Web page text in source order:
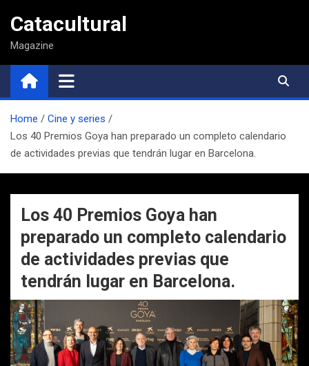
contenido
Catacultural
Magazine
Home
Cine y series
Los 40 Premios Goya han preparado un completo calendario
de actividades previas que tendrán lugar en Barcelona.
Los 40 Premios Goya han
preparado un completo calendario
de actividades previas que
tendrán lugar en Barcelona.